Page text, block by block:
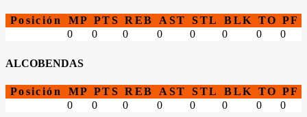
Posición MP PTS REB AST STL BLK TO PF
0
0 0 0 0 0 0 0
ALCOBENDAS
Posición MP PTS REB AST STL BLK TO PF
0
0 0 0 0 0 0 0